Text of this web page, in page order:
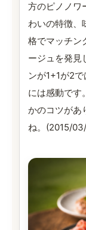
方のピノノワ
わいの特徴、
格でマッチン
ージュを発見
ンが1+1が2
には感動です
かのコツがあ
ね。(2015/